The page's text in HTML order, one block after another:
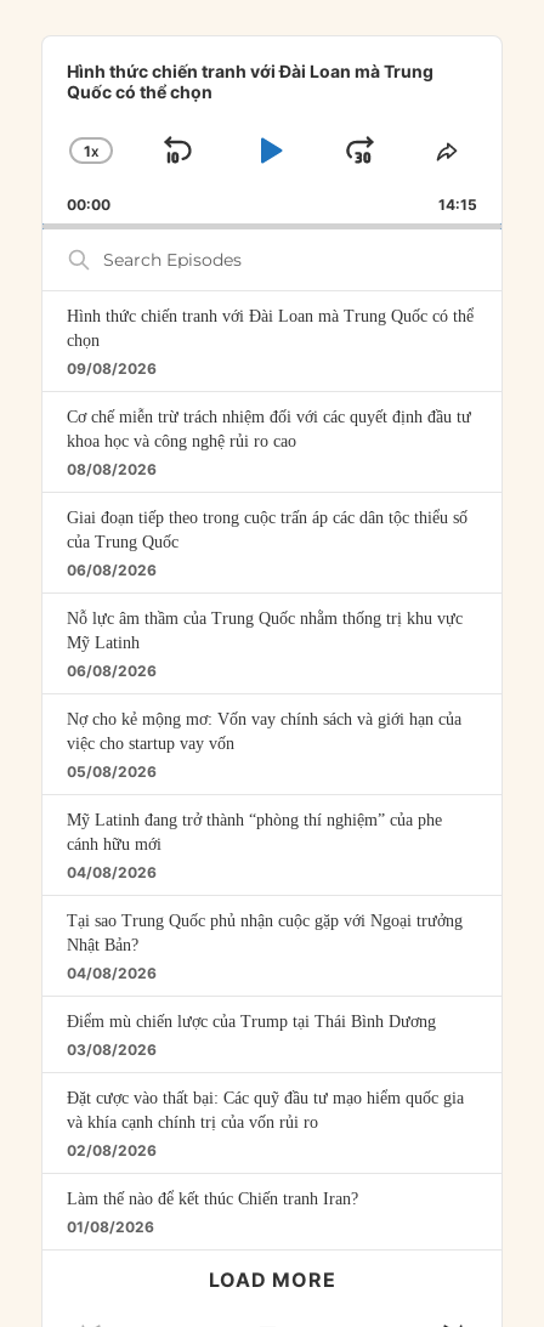
Audio
Player
Hình thức chiến tranh với Đài Loan mà Trung
Quốc có thể chọn
CHANGE
RATE
1X
SKIP
PLAYJUMP
FORWARD
SHARE
00:00 14:15
Search
Episodes
Hình thức chiến tranh với Đài Loan mà Trung Quốc có thể
chọn
09/08/2026
Cơ chế miễn trừ trách nhiệm đối với các quyết định đầu tư
khoa học và công nghệ rủi ro cao
08/08/2026
Giai đoạn tiếp theo trong cuộc trấn áp các dân tộc thiểu số
của Trung Quốc
06/08/2026
Nỗ lực âm thầm của Trung Quốc nhằm thống trị khu vực
Mỹ Latinh
06/08/2026
Nợ cho kẻ mộng mơ: Vốn vay chính sách và giới hạn của
việc cho startup vay vốn
05/08/2026
Mỹ Latinh đang trở thành “phòng thí nghiệm” của phe
cánh hữu mới
04/08/2026
Tại sao Trung Quốc phủ nhận cuộc gặp với Ngoại trưởng
Nhật Bản?
04/08/2026
Điểm mù chiến lược của Trump tại Thái Bình Dương
03/08/2026
Đặt cược vào thất bại: Các quỹ đầu tư mạo hiểm quốc gia
và khía cạnh chính trị của vốn rủi ro
02/08/2026
Làm thế nào để kết thúc Chiến tranh Iran?
01/08/2026
LOAD MORE